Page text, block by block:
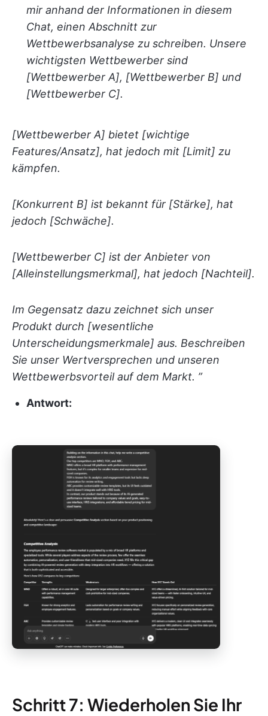
mir anhand der Informationen in diesem
Chat, einen Abschnitt zur
Wettbewerbsanalyse zu schreiben. Unsere
wichtigsten Wettbewerber sind
[Wettbewerber A], [Wettbewerber B] und
[Wettbewerber C].
[Wettbewerber A] bietet [wichtige
Features/Ansatz], hat jedoch mit [Limit] zu
kämpfen.
[Konkurrent B] ist bekannt für [Stärke], hat
jedoch [Schwäche].
[Wettbewerber C] ist der Anbieter von
[Alleinstellungsmerkmal], hat jedoch [Nachteil].
Im Gegensatz dazu zeichnet sich unser
Produkt durch [wesentliche
Unterscheidungsmerkmale] aus. Beschreiben
Sie unser Wertversprechen und unseren
Wettbewerbsvorteil auf dem Markt. ”
Antwort:
Schritt 7: Wiederholen Sie Ihr